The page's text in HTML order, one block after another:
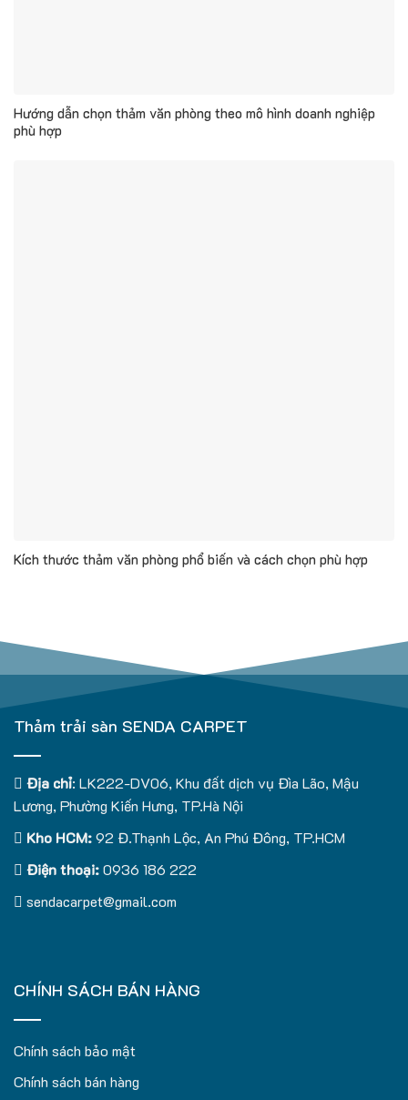
Hướng dẫn chọn thảm văn phòng theo mô hình doanh nghiệp
phù hợp
Kích thước thảm văn phòng phổ biến và cách chọn phù hợp
Thảm trải sàn SENDA CARPET
Địa chỉ: LK222-DV06, Khu đất dịch vụ Đìa Lão, Mậu
Lương, Phường Kiến Hưng, TP.Hà Nội
Kho HCM:92 Đ.Thạnh Lộc, An Phú Đông, TP.HCM
Điện thoại:0936 186 222
sendacarpet@gmail.com
CHÍNH SÁCH BÁN HÀNG
Chính sách bảo mật
Chính sách bán hàng